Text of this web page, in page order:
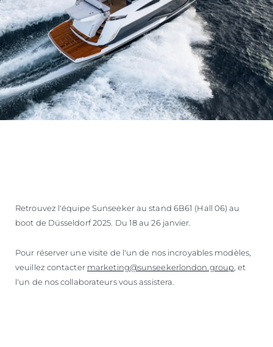
Retrouvez l'équipe Sunseeker au stand 6B61 (Hall 06) au
boot de Düsseldorf 2025. Du 18 au 26 janvier.
Pour réserver une visite de l'un de nos incroyables modèles,
veuillez contacter marketing@sunseekerlondon.group, et
l'un de nos collaborateurs vous assistera.